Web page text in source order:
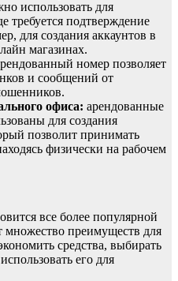
использовать для
требуется подтверждение
для создания аккаунтов в
магазинах.
номер позволяет
и сообщений от
офиса: арендованные
для создания
позволит принимать
физически на рабочем
все более популярной
множество преимуществ для
средства, выбирать
его для